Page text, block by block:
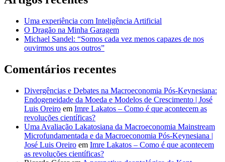
Uma experiência com Inteligência Artificial
O Dragão na Minha Garagem
Michael Sandel: “Somos cada vez menos capazes de nos
ouvirmos uns aos outros”
Comentários recentes
Divergências e Debates na Macroeconomia Pós-Keynesiana:
Endogeneidade da Moeda e Modelos de Crescimento | José
Luis Oreiro em Imre Lakatos – Como é que acontecem as
revoluções científicas?
Uma Avaliação Lakatosiana da Macroeconomia Mainstream
Microfundamentada e da Macroeconomia Pós-Keynesiana |
José Luis Oreiro em Imre Lakatos – Como é que acontecem
as revoluções científicas?